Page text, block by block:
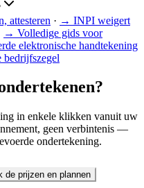
attesteren · → INPI weigert
→ Volledige gids voor
elektronische handtekening
bedrijfszegel
in enkele klikken vanuit uw
geen verbintenis —
ondertekening.
de prijzen en plannen